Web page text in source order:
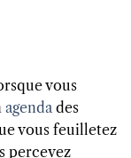
vous
agenda des
vous feuilletez
percevez